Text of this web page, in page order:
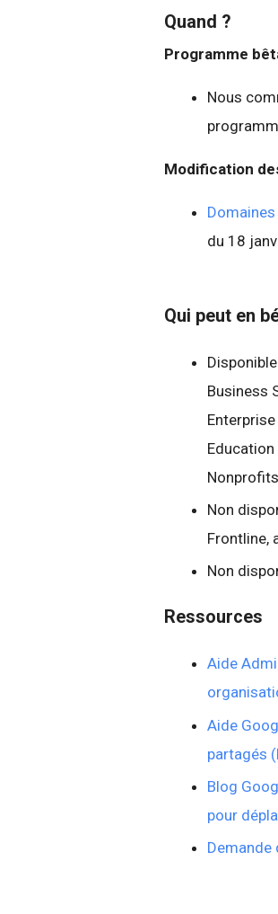
Quand ?
Programme
Nous
Modification
du 18
Qui peut en
Business
Non
Frontline,
Non
Ressources
Aide
Aide
partagés
Blog
pour
Demande